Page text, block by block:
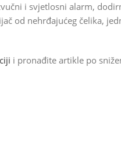
i svjetlosni alarm,
od nehrđajućeg čelika,
i pronađite artikle po